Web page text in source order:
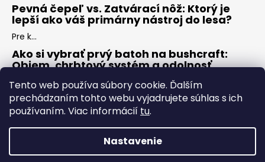
Tento web používa súbory cookie. Ďalším
prechádzaním tohto webu vyjadrujete súhlas s ich
používaním. Viac informácií tu.
Nastavenie
Pevná čepeľ vs. Zatvárací nôž: Ktorý je
lepší ako váš primárny nástroj do lesa?
Pre k...
Ako si vybrať prvý batoh na bushcraft:
Objem, chrbtový systém a odolnosť
Keď s...
ARCHÍV